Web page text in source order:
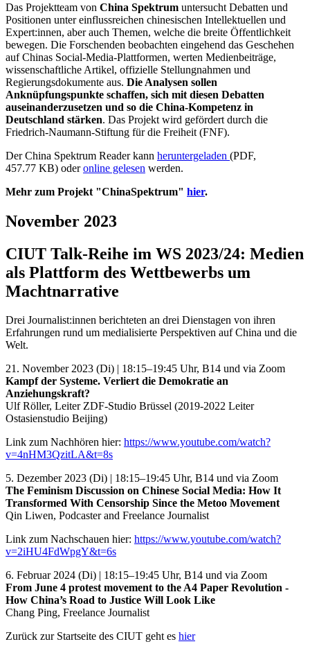
Das Projektteam von China Spektrum untersucht Debatten und
Positionen unter einflussreichen chinesischen Intellektuellen und
Expert:innen, aber auch Themen, welche die breite Öffentlichkeit
bewegen. Die Forschenden beobachten eingehend das Geschehen
auf Chinas Social-Media-Plattformen, werten Medienbeiträge,
wissenschaftliche Artikel, offizielle Stellungnahmen und
Regierungsdokumente aus. Die Analysen sollen
Anknüpfungspunkte schaffen, sich mit diesen Debatten
auseinanderzusetzen und so die China-Kompetenz in
Deutschland stärken. Das Projekt wird gefördert durch die
Friedrich-Naumann-Stiftung für die Freiheit (FNF).
Der China Spektrum Reader kann heruntergeladen (PDF,
457.77 KB) oderonline gelesen werden.
Mehr zum Projekt "ChinaSpektrum" hier.
November 2023
CIUT Talk-Reihe im WS 2023/24: Medien
als Plattform des Wettbewerbs um
Machtnarrative
Drei Journalist:innen berichteten an drei Dienstagen von ihren
Erfahrungen rund um medialisierte Perspektiven auf China und die
Welt.
21. November 2023 (Di) | 18:15–19:45 Uhr, B14 und via Zoom
Kampf der Systeme. Verliert die Demokratie an
Anziehungskraft?
Ulf Röller, Leiter ZDF-Studio Brüssel (2019-2022 Leiter
Ostasienstudio Beijing)
Link zum Nachhören hier: https://www.youtube.com/watch?
v=4nHM3QzitLA&t=8s
5. Dezember 2023 (Di) | 18:15–19:45 Uhr, B14 und via Zoom
The Feminism Discussion on Chinese Social Media: How It
Transformed With Censorship Since the Metoo Movement
Qin Liwen, Podcaster and Freelance Journalist
Link zum Nachschauen hier: https://www.youtube.com/watch?
v=2iHU4FdWpgY&t=6s
6. Februar 2024 (Di) | 18:15–19:45 Uhr, B14 und via Zoom
From June 4 protest movement to the A4 Paper Revolution -
How China’s Road to Justice Will Look Like
Chang Ping, Freelance Journalist
Zurück zur Startseite des CIUT geht es hier